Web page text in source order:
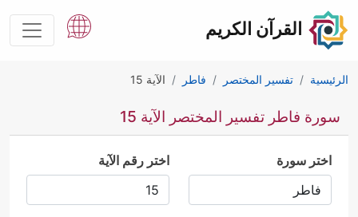
القرآن الكريم
الرئيسية تفسير المختصر فاطر الآية 15
سورة فاطر تفسير المختصر الآية 15
اختر سورة اختر رقم الآية